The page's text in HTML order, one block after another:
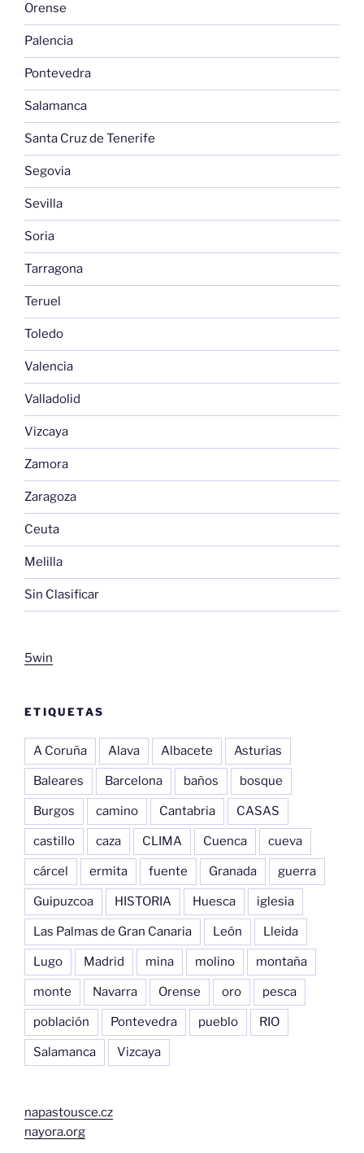
Orense
Palencia
Pontevedra
Salamanca
Santa Cruz de Tenerife
Segovia
Sevilla
Soria
Tarragona
Teruel
Toledo
Valencia
Valladolid
Vizcaya
Zamora
Zaragoza
Ceuta
Melilla
Sin Clasificar
5win
ETIQUETAS
A Coruña Alava Albacete Asturias
Baleares Barcelona baños bosque
Burgos camino Cantabria CASAS
castillo caza CLIMA Cuenca cueva
cárcel ermita fuente Granada guerra
Guipuzcoa HISTORIA Huesca iglesia
Las Palmas de Gran Canaria León Lleida
Lugo Madrid mina molino montaña
monte Navarra Orense oro pesca
población Pontevedra pueblo RIO
Salamanca Vizcaya
napastousce.cz
nayora.org